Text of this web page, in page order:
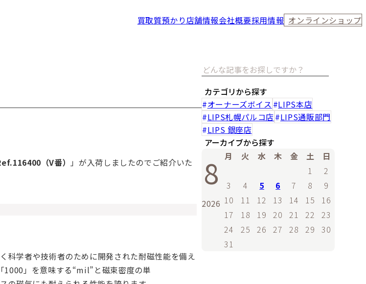
買取質預かり 店舗情報会社概要採用情報 オンラインショップ
（V番）
」が入荷しましたのでご紹介いた
科学者や技術者のために開発された耐磁性能を備え
1000」を意味する“mil”と磁束密度の単
カテゴリから探す
オーナーズボイス
LIPS本店
LIPS札幌パルコ店
LIPS通販部門
LIPS 銀座店
アーカイブから探す
8
2026
月 火 水 木 金 土
日
1
2
3
4 5 6 7 8
9
10
11 12 13 14 15
16
17
18 19 20 21 22
23
24
25 26 27 28 29
30
31